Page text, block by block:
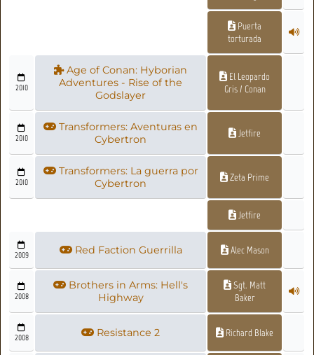
Puerta
torturada
2010
Age of Conan: Hyborian
Adventures - Rise of the
Godslayer
El Leopardo
Gris / Conan
2010
Transformers: Aventuras en
Cybertron
Jetfire
2010
Transformers: La guerra por
Cybertron
Zeta Prime
Jetfire
2009 Red Faction Guerrilla Alec Mason
2008
Brothers in Arms: Hell's
Highway
Sgt. Matt
Baker
2008 Resistance 2 Richard Blake